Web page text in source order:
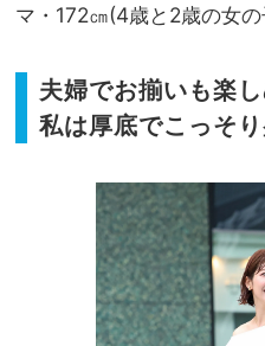
マ・172㎝(4歳と2歳の女
夫婦でお揃いも楽
私は厚底でこっそ